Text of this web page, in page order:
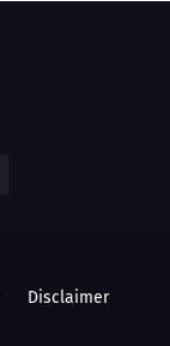
Disclaimer